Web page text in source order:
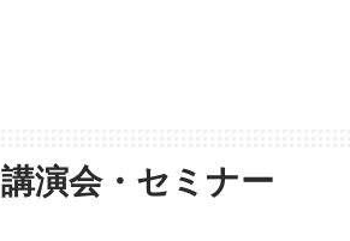
講演会・セミナー